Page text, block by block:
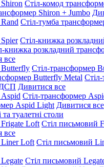
Стіл-комод
Shiron + Jumbo
Стіл-тумба
Стіл-книжка
книжка розкладний
все
Butterfly Стіл-трансформер
Butterfly Metal
Дивитися все
Aspid Стіл-трансформер
Aspid Light Дивитися все
туалетні столи
Frigate Loft Стіл письмовий
все
Liner Loft Стіл письмовий
Стіл письмовий